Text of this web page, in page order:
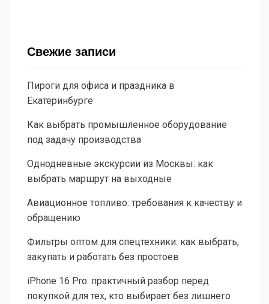
Свежие записи
Пироги для офиса и праздника в
Екатеринбурге
Как выбрать промышленное оборудование
под задачу производства
Однодневные экскурсии из Москвы: как
выбрать маршрут на выходные
Авиационное топливо: требования к качеству и
обращению
Фильтры оптом для спецтехники: как выбрать,
закупать и работать без простоев
iPhone 16 Pro: практичный разбор перед
покупкой для тех, кто выбирает без лишнего